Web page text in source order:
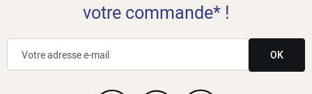
votre commande* !
OK